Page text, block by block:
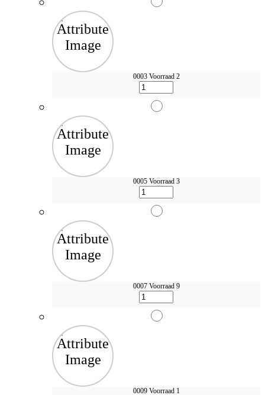
0003 Voorraad 2
0005 Voorraad 3
0007 Voorraad 9
0009 Voorraad 1